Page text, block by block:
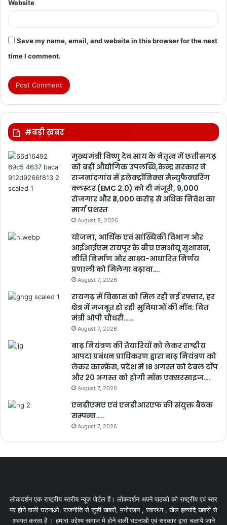
Website
Save my name, email, and website in this browser for the next
time I comment.
#बड़ी ख़बर
मुख्यमंत्री विष्णु देव साय के नेतृत्व में छत्तीसगढ़
को बड़ी औद्योगिक उपलब्धि,केन्द्र सरकार ने
राजनांदगांव में इलेक्ट्रॉनिक्स मैन्युफैक्चरिंग
क्लस्टर (EMC 2.0) को दी मंजूरी, 9,000
रोजगार और ₹3,000 करोड़ से अधिक निवेश का
मार्ग प्रशस्त
August 8, 2026
योजना, आर्थिक एवं सांख्यिकी विभाग और
आईआईएम रायपुर के बीच एमओयू सुशासन,
नीति निर्माण और साक्ष्य-आधारित निर्णय
प्रणाली को मिलेगा बढ़ावा….
August 7, 2026
रायगढ़ में विकास को मिल रही नई रफ्तार, हर
क्षेत्र में मजबूत हो रही सुविधाओं की नींव: वित्त
मंत्री ओपी चौधरी……
August 7, 2026
बाढ़ नियंत्रण की तैयारियों को लेकर राष्ट्रीय
आपदा प्रबंधन प्राधिकरण द्वारा बाढ़ नियंत्रण को
लेकर कान्फ्रेंस, प्रदेश में 18 अगस्त को टेबल टॉप
और 20 अगस्त को होगी मॉक एक्सरसाइज….
August 7, 2026
एनडीएमए एवं एनडीआरएफ की संयुक्त बैठक
सम्पन्न…..
August 7, 2026
लोकदर्शन एक राष्ट्रीय स्तरीय न्यूज़ पोर्टल हैं। लोकदर्शन अपने पाठको को राष्ट्रीय एवं स्तर
पर होने वाली घटनाओ, राजनीति से जुड़ी खबरों, मनोरंजन , स्वास्थ्य , खेल इत्यादि खबरों से
अवगत करता हैं । हमारा उद्देश्य समाज मे होने वाली घटनाओ एवं सरकार द्वारा चलाये जाने